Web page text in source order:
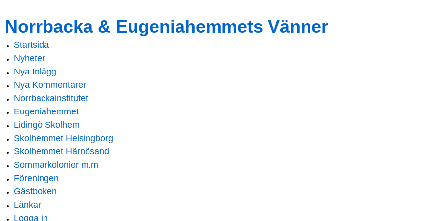
main
content
navigation
Norrbacka & Eugeniahemmets Vänner
Main menu
Startsida
Nyheter
Nya Inlägg
Nya Kommentarer
Norrbackainstitutet
Eugeniahemmet
Lidingö Skolhem
Skolhemmet Helsingborg
Skolhemmet Härnösand
Sommarkolonier m.m
Föreningen
Gästboken
Länkar
Logga in